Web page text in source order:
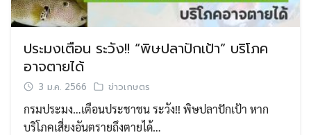
Search
for:
Search
ประมงเตือน ระวัง!! “พิษปลาปักเป้า” บริโภค
อาจตายได้
3 ม.ค. 2566 ข่าวเกษตร
กรมประมง…เตือนประชาชน ระวัง!! พิษปลาปักเป้า หาก
บริโภคเสี่ยงอันตรายถึงตายได้…